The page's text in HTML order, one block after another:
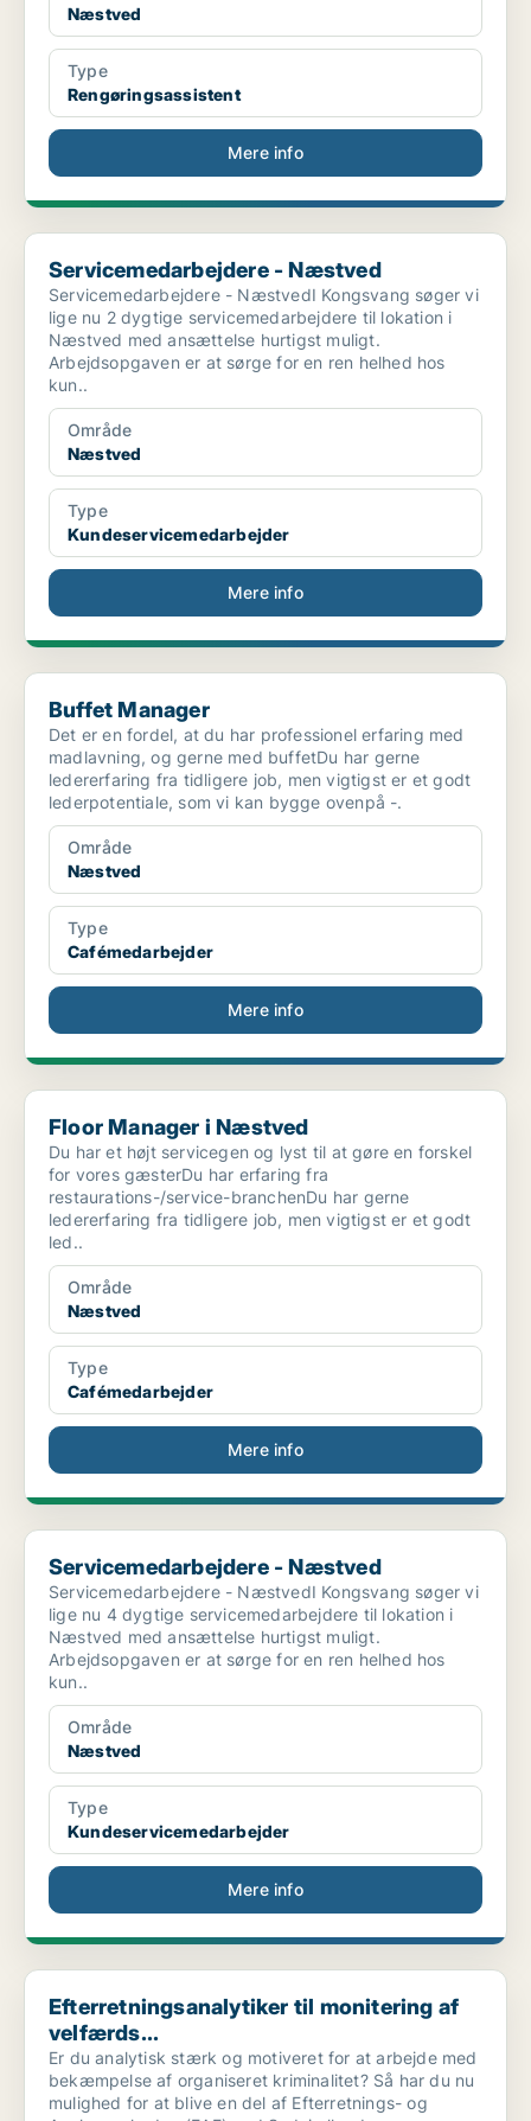
Næstved
Type
Rengøringsassistent
Mere info
Servicemedarbejdere - Næstved
Servicemedarbejdere - Næstved
Servicemedarbejdere - NæstvedI Kongsvang søger vi
lige nu 2 dygtige servicemedarbejdere til lokation i
Næstved med ansættelse hurtigst muligt.
Arbejdsopgaven er at sørge for en ren helhed hos
kun..
Område
Næstved
Type
Kundeservicemedarbejder
Mere info
Buffet Manager
Buffet Manager
Det er en fordel, at du har professionel erfaring med
madlavning, og gerne med buffetDu har gerne
ledererfaring fra tidligere job, men vigtigst er et godt
lederpotentiale, som vi kan bygge ovenpå -.
Område
Næstved
Type
Cafémedarbejder
Mere info
Floor Manager i Næstved
Floor Manager i Næstved
Du har et højt servicegen og lyst til at gøre en forskel
for vores gæsterDu har erfaring fra
restaurations-/service-branchenDu har gerne
ledererfaring fra tidligere job, men vigtigst er et godt
led..
Område
Næstved
Type
Cafémedarbejder
Mere info
Servicemedarbejdere - Næstved
Servicemedarbejdere - Næstved
Servicemedarbejdere - NæstvedI Kongsvang søger vi
lige nu 4 dygtige servicemedarbejdere til lokation i
Næstved med ansættelse hurtigst muligt.
Arbejdsopgaven er at sørge for en ren helhed hos
kun..
Område
Næstved
Type
Kundeservicemedarbejder
Mere info
Efterretningsanalytiker til monitering af velfærds...
Efterretningsanalytiker til monitering af
velfærds...
Er du analytisk stærk og motiveret for at arbejde med
bekæmpelse af organiseret kriminalitet? Så har du nu
mulighed for at blive en del af Efterretnings- og